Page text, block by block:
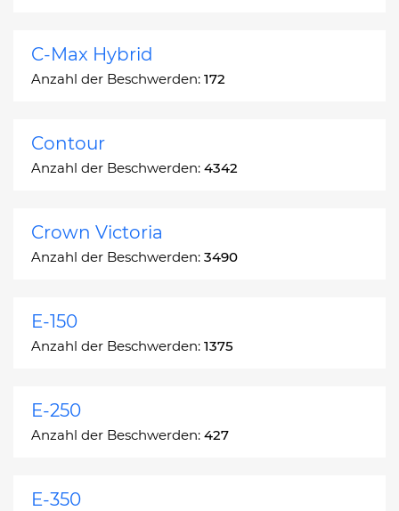
C-Max Hybrid
Anzahl der Beschwerden: 172
Contour
Anzahl der Beschwerden: 4342
Crown Victoria
Anzahl der Beschwerden: 3490
E-150
Anzahl der Beschwerden: 1375
E-250
Anzahl der Beschwerden: 427
E-350